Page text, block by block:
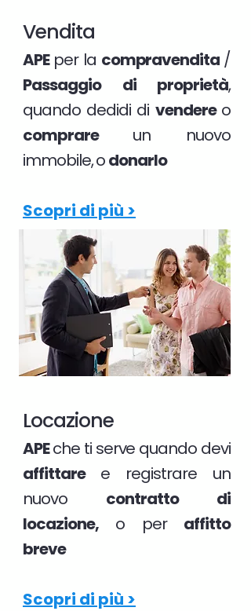
Vendita
APE per la compravendita /
Passaggio di proprietà,
quando dedidi di vendere o
comprare un nuovo
immobile, odonarlo
Scopri di più >
Locazione
APEche ti serve quando devi
affittare e registrare un
nuovo contratto di
locazione, o peraffitto
breve
Scopri di più >